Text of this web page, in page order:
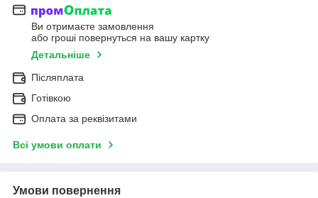
Ви отримаєте замовлення
або гроші повернуться на вашу картку
Детальніше
Післяплата
Готівкою
Оплата за реквізитами
Всі умови оплати
Умови повернення